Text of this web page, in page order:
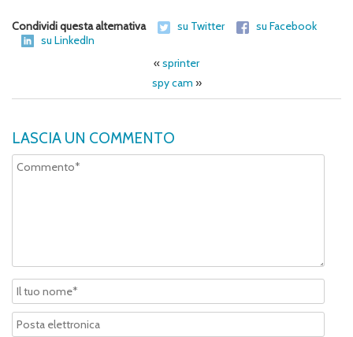
Condividi questa alternativa su Twitter
su Facebook
su LinkedIn
«sprinter
spy cam »
LASCIA UN COMMENTO